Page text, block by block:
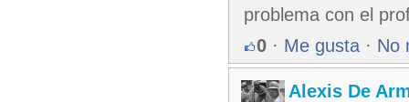
problema con el
0 · Me gusta · No
Alexis De